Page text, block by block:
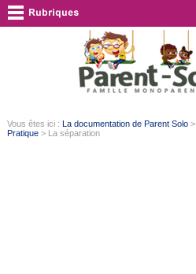
Vous êtes ici : La documentation de Parent Solo>
Pratique> La séparation